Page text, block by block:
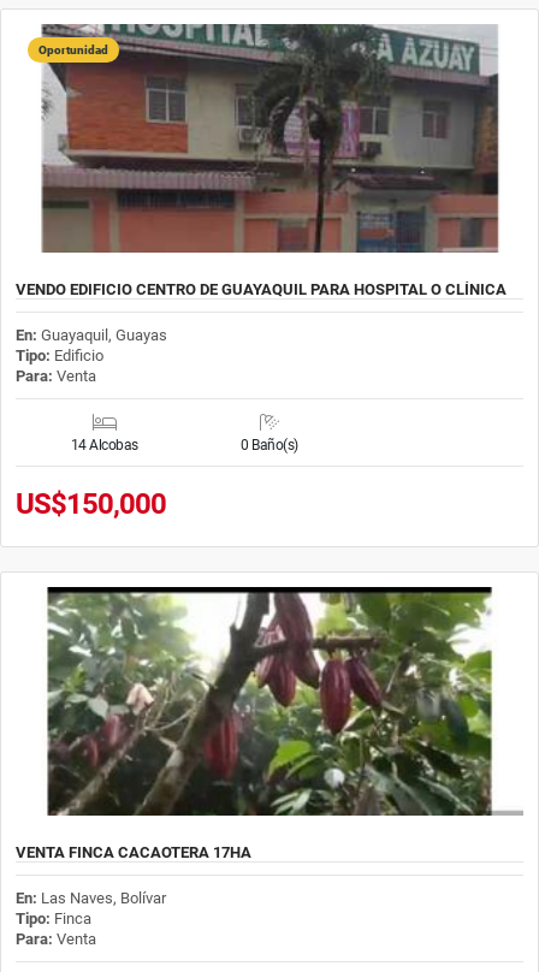
Oportunidad
VENDO EDIFICIO CENTRO DE GUAYAQUIL PARA HOSPITAL O CLÍNICA
En: Guayaquil, Guayas
Tipo: Edificio
Para: Venta
14 Alcobas 0 Baño(s)
US$150,000
VENTA FINCA CACAOTERA 17HA
En: Las Naves, Bolívar
Tipo: Finca
Para: Venta